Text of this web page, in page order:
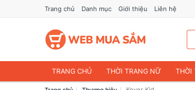
Trang chủ Danh mục Giới thiệu Liên hệ
TRANG CHỦ THỜI TRANG NỮ THỜI